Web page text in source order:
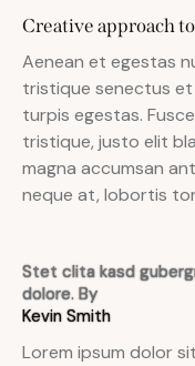
Creative approach
Aenean et egestas
tristique senectus
turpis egestas.
tristique, justo elit
magna accumsan
neque at, lobortis
Stet clita kasd
dolore. By
Kevin Smith
Lorem ipsum dolor